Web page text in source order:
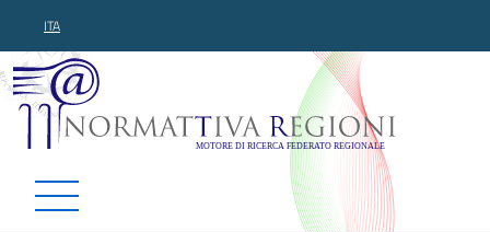
ITA
Normattiva Regioni -